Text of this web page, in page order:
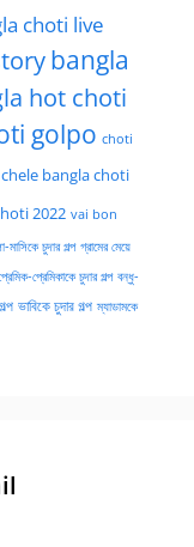
choti live
bangla
hot choti
golpo choti
bangla choti
2022 vai bon
মাসিকে চুদার গল্প গ্রামের মেয়ে
প্রেমিকাকে চুদার গল্প বন্ধু-
ভাবিকে চুদার গল্প ম্যাডামকে